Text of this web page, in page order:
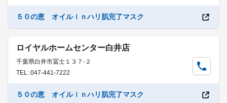
５０の恵 オイルｉｎハリ肌完了マスク
ロイヤルホームセンター白井店
千葉県白井市冨士１３７-２
TEL: 047-441-7222
５０の恵 オイルｉｎハリ肌完了マスク